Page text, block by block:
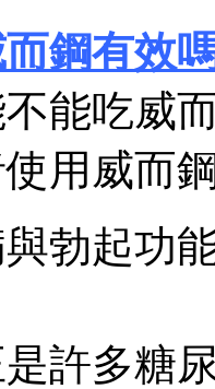
鋼有效
不能吃威
使用威而
勃起功
許多糖